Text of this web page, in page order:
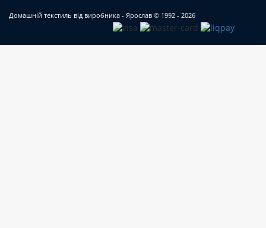
ковдру?
Наша компанія «Ярослав» пропонує
жителям Києва та обласних центрів
Домашній текстиль від виробника - Ярослав © 1992 - 2026